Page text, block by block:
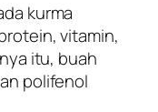
kurma
vitamin,
itu, buah
polifenol